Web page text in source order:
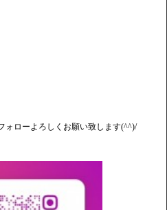
ォローよろしくお願い致します(^^)/